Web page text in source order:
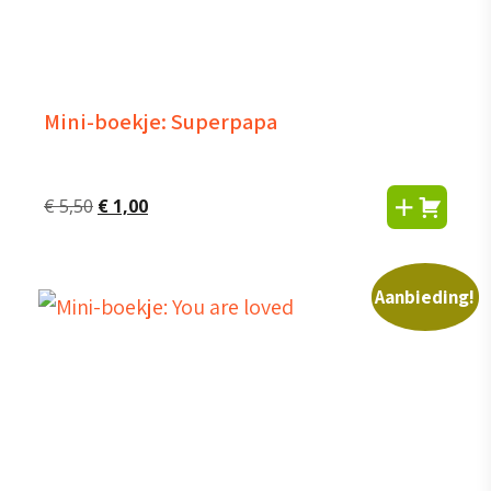
Mini-boekje: Superpapa
€5,50 Oorspronkelijke
€ 1,00Huidige
Aanbieding!